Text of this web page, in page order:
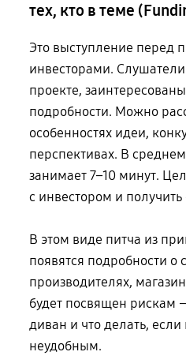
тех, кто в теме
Это выступление перед
инвесторами.
проекте,
подробности. Можно
особенностях идеи,
перспективах. В
занимает 7–10 минут.
с инвестором и
В этом виде питча из
появятся подробности о
производителях,
будет посвящен рискам
диван и что делать,
неудобным.